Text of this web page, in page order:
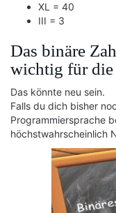
XL = 40
III = 3
Das binäre
wichtig für die
Das könnte neu sein.
Falls du dich bisher
Programmiersprache
höchstwahrscheinlich